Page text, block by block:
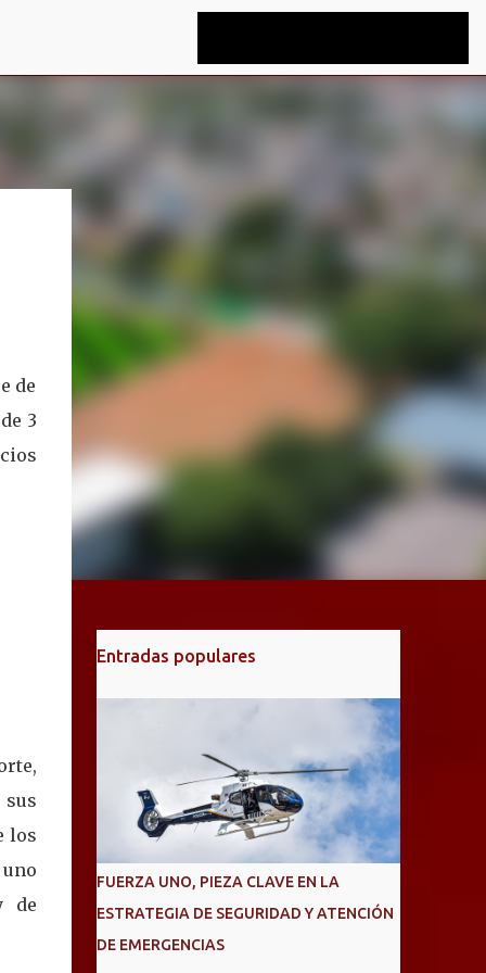
de
3
sus
los
de
Entradas populares
FUERZA UNO, PIEZA CLAVE EN LA
ESTRATEGIA DE SEGURIDAD Y ATENCIÓN
DE EMERGENCIAS